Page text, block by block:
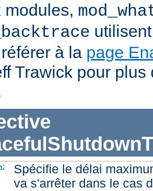
modules,
à la page
Trawick pour
Spécifie le délai
va s'arrêter dans le cas